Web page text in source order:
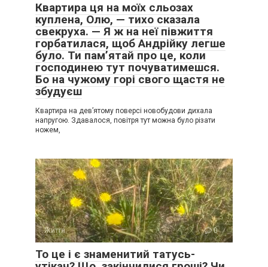
Квартира ця на моїх сльозах
куплена, Олю, — тихо сказала
свекруха. — Я ж на неї півжиття
горбатилася, щоб Андрійку легше
було. Ти пам’ятай про це, коли
господинею тут почуватимешся.
Бо на чужому горі свого щастя не
збудуєш
Квартира на дев’ятому поверсі новобудови дихала
напругою. Здавалося, повітря тут можна було різати
ножем,
Життя 0
То це і є знаменитий татусь-